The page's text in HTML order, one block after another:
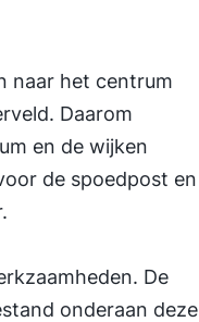
naar het centrum
Daarom
en de wijken
de spoedpost en
De
onderaan deze